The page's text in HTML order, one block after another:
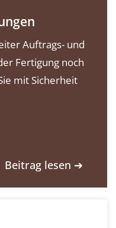
Auftrags- und
Fertigung noch
mit Sicherheit
Beitrag lesen ➔